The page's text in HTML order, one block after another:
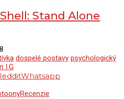
Stand Alone
dospelé postavy psychologický
I.G
Whatsapp
Recenzie